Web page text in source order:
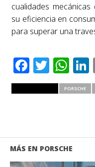
cualidades
su eficiencia en
para superar una
PORSCHE
MÁS EN PORSCHE